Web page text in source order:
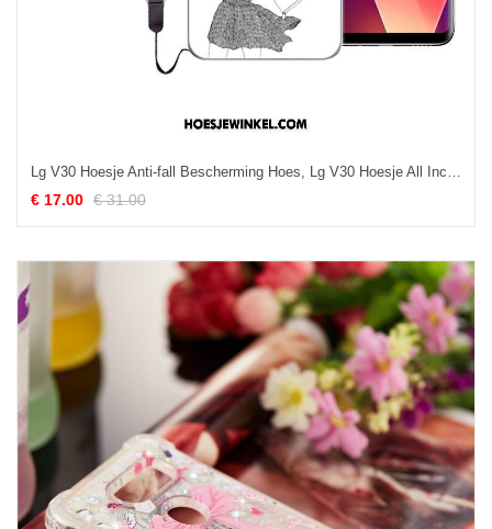
Lg V30 Hoesje Anti-fall Bescherming Hoes, Lg V30 Hoesje All Inclusive Siliconen
€ 17.00 € 31.00